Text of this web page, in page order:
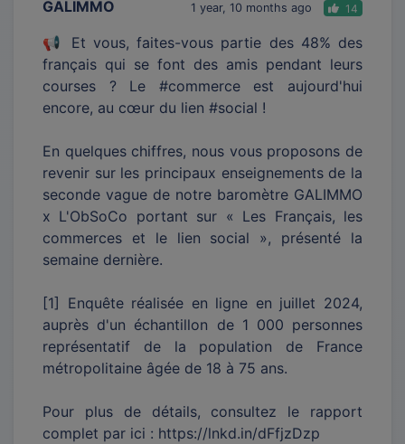
GALIMMO 1 year, 10 months ago 14
📢 Et vous, faites-vous partie des 48% des
français qui se font des amis pendant leurs
courses ? Le #commerce est aujourd'hui
encore, au cœur du lien #social !
En quelques chiffres, nous vous proposons de
revenir sur les principaux enseignements de la
seconde vague de notre baromètre GALIMMO
x L'ObSoCo portant sur « Les Français, les
commerces et le lien social », présenté la
semaine dernière.
[1] Enquête réalisée en ligne en juillet 2024,
auprès d'un échantillon de 1 000 personnes
représentatif de la population de France
métropolitaine âgée de 18 à 75 ans.
Pour plus de détails, consultez le rapport
complet par ici : https://lnkd.in/dFfjzDzp